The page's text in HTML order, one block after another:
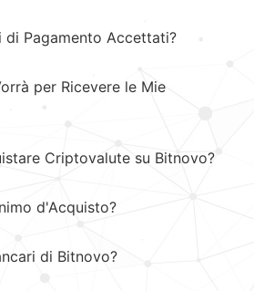
di Pagamento Accettati?
per Ricevere le Mie
Criptovalute su Bitnovo?
d'Acquisto?
di Bitnovo?